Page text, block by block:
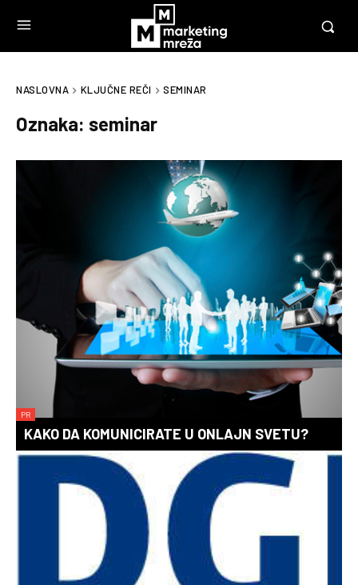
NASLOVNA KLJUČNE REČI SEMINAR
Oznaka: seminar
PR
KAKO DA KOMUNICIRATE U ONLAJN SVETU?